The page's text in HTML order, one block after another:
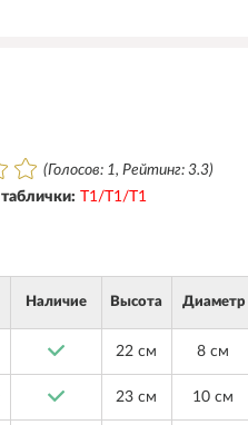
(Голосов: 1, Рейтинг: 3.3)
Т1/Т1/Т1
Наличие Высота Диаметр
22 см 8 см
23 см 10 см